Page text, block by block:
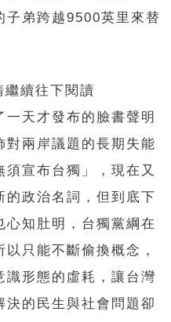
子弟跨越9500英里來替
繼續往下閱讀
天才發布的臉書聲明
對兩岸議題的長期失能
宣布台獨」，現在又
的政治名詞，但到底下
知肚明，台獨黨綱在
只能不斷偷換概念，
識形態的虛耗，讓台灣
決的民生與社會問題卻